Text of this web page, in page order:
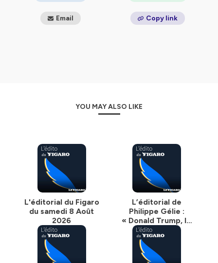
Email Copy link
YOU MAY ALSO LIKE
L'éditorial du Figaro
du samedi 8 Août
2026
L’éditorial de
Philippe Gélie :
« Donald Trump, le
guerrier fatigué »